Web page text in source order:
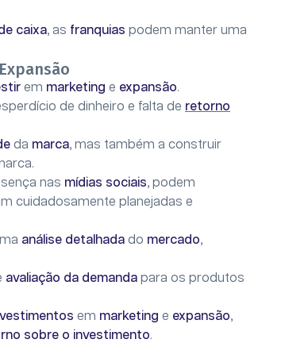
caixa, as franquias podem manter uma
em marketing e expansão.
de dinheiro e falta de retorno
da marca, mas também a construir
nas mídias sociais, podem
cuidadosamente planejadas e
análise detalhada do mercado,
avaliação da demanda para os produtos
em marketing e expansão,
sobre o investimento.